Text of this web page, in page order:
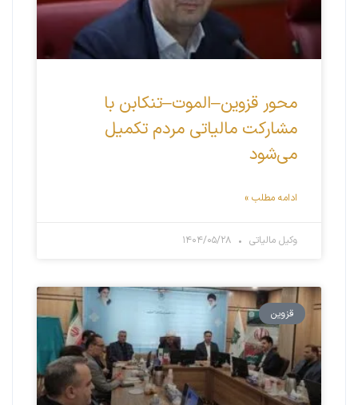
محور قزوین–الموت–تنکابن با
مشارکت مالیاتی مردم تکمیل
می‌شود
ادامه مطلب »
وکیل مالیاتی
قزوین